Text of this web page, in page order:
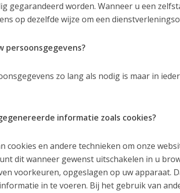
gegarandeerd worden. Wanneer u een
op dezelfde wijze om een
persoonsgegevens?
zo lang als nodig is maar in
informatie zoals cookies?
cookies en andere technieken om onze
dit wanneer gewenst uitschakelen in u
voorkeuren, opgeslagen op uw apparaat.
in te voeren. Bij het gebruik van